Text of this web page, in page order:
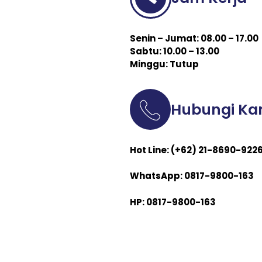
Senin – Jumat: 08.00 – 17.00
Sabtu: 10.00 – 13.00
Minggu: Tutup
Hubungi
Hot Line: (+62) 21-8690-
WhatsApp: 0817-9800-163
HP: 0817-9800-163